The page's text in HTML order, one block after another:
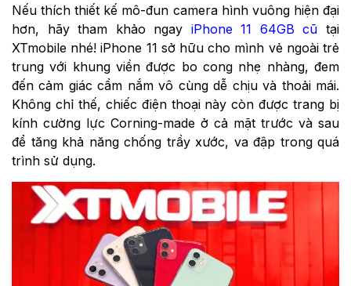
Nếu thích thiết kế mô-đun camera hình vuông hiện đại
hơn, hãy tham khảo ngay iPhone 11 64GB cũ tại
XTmobile nhé! iPhone 11 sở hữu cho mình vẻ ngoài trẻ
trung với khung viền được bo cong nhẹ nhàng, đem
đến cảm giác cầm nắm vô cùng dễ chịu và thoải mái.
Không chỉ thế, chiếc điện thoại này còn được trang bị
kính cường lực Corning-made ở cả mặt trước và sau
để tăng khả năng chống trầy xước, va đập trong quá
trình sử dụng.